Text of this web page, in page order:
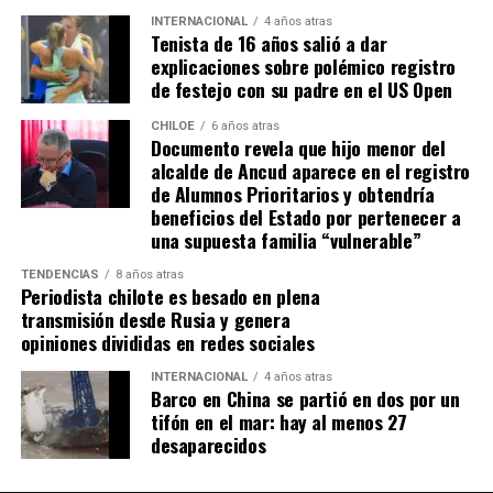
Actualmente, Gómez se encuentra en Santiago
realizando trámites y participando como invitada en
distintos medios de comunicación. Aunque aún no tiene
una fecha exacta para su viaje a Estados Unidos, donde
se administra el medicamento, indicó que esperan
realizarlo «a mediados de junio».
Cabe destacar que, pese a que se logró reunir el dinero y,
por ende, la meta se cumplió, continúan circulando por
redes sociales, eventos a beneficios de Tomás Ross.
¿Como ayudar?
Instagram, Dante_contra_duchenne
Fernando Jara (padre)
19.968.680-1
Banco Falabella, cuenta corriente
11510154944
INTERNACIONAL 4 años atras
Tenista de 16 años salió a dar
explicaciones sobre polémico registro
de festejo con su padre en el US Open
CHILOE 6 años atras
Documento revela que hijo menor del
alcalde de Ancud aparece en el registro
de Alumnos Prioritarios y obtendría
beneficios del Estado por pertenecer a
una supuesta familia “vulnerable”
TENDENCIAS 8 años atras
Periodista chilote es besado en plena
transmisión desde Rusia y genera
opiniones divididas en redes sociales
INTERNACIONAL 4 años atras
Barco en China se partió en dos por un
tifón en el mar: hay al menos 27
desaparecidos